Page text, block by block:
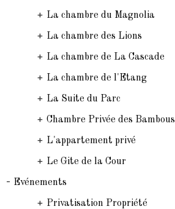
+ La chambre du Magnolia
+ La chambre des Lions
+ La chambre de La Cascade
+ La chambre de l'Etang
+ La Suite du Parc
+ Chambre Privée des Bambous
+ L'appartement privé
+ Le Gite de la Cour
- Evénements
+ Privatisation Propriété